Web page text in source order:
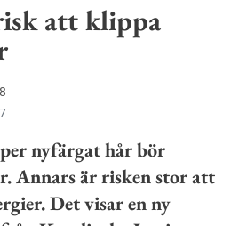
att klippa
nyfärgat hår bör
Annars är risken stor att
Det visar en ny